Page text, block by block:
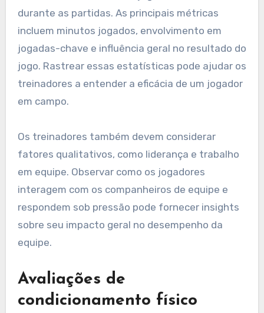
durante as partidas. As principais métricas
incluem minutos jogados, envolvimento em
jogadas-chave e influência geral no resultado do
jogo. Rastrear essas estatísticas pode ajudar os
treinadores a entender a eficácia de um jogador
em campo.
Os treinadores também devem considerar
fatores qualitativos, como liderança e trabalho
em equipe. Observar como os jogadores
interagem com os companheiros de equipe e
respondem sob pressão pode fornecer insights
sobre seu impacto geral no desempenho da
equipe.
Avaliações de
condicionamento físico